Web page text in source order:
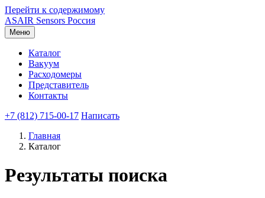
Перейти к содержимому
ASAIR Sensors Россия
Меню
Каталог
Вакуум
Расходомеры
Представитель
Контакты
+7 (812) 715-00-17 Написать
Главная
Каталог
Результаты поиска